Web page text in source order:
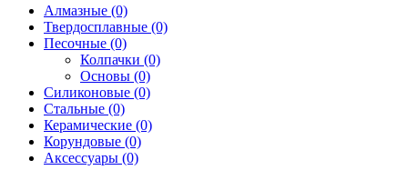
Алмазные (0)
Твердосплавные (0)
Песочные (0)
Колпачки (0)
Основы (0)
Силиконовые (0)
Стальные (0)
Керамические (0)
Корундовые (0)
Аксессуары (0)